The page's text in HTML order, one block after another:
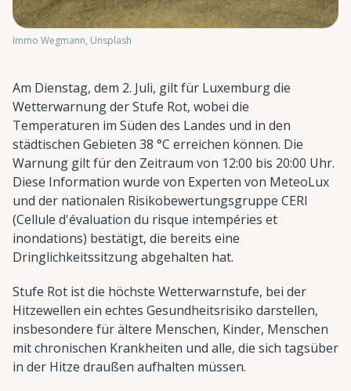
Immo Wegmann, Unsplash
Am Dienstag, dem 2. Juli, gilt für Luxemburg die
Wetterwarnung der Stufe Rot, wobei die
Temperaturen im Süden des Landes und in den
städtischen Gebieten 38 °C erreichen können. Die
Warnung gilt für den Zeitraum von 12:00 bis 20:00 Uhr.
Diese Information wurde von Experten von MeteoLux
und der nationalen Risikobewertungsgruppe CERI
(Cellule d'évaluation du risque intempéries et
inondations) bestätigt, die bereits eine
Dringlichkeitssitzung abgehalten hat.
Stufe Rot ist die höchste Wetterwarnstufe, bei der
Hitzewellen ein echtes Gesundheitsrisiko darstellen,
insbesondere für ältere Menschen, Kinder, Menschen
mit chronischen Krankheiten und alle, die sich tagsüber
in der Hitze draußen aufhalten müssen.